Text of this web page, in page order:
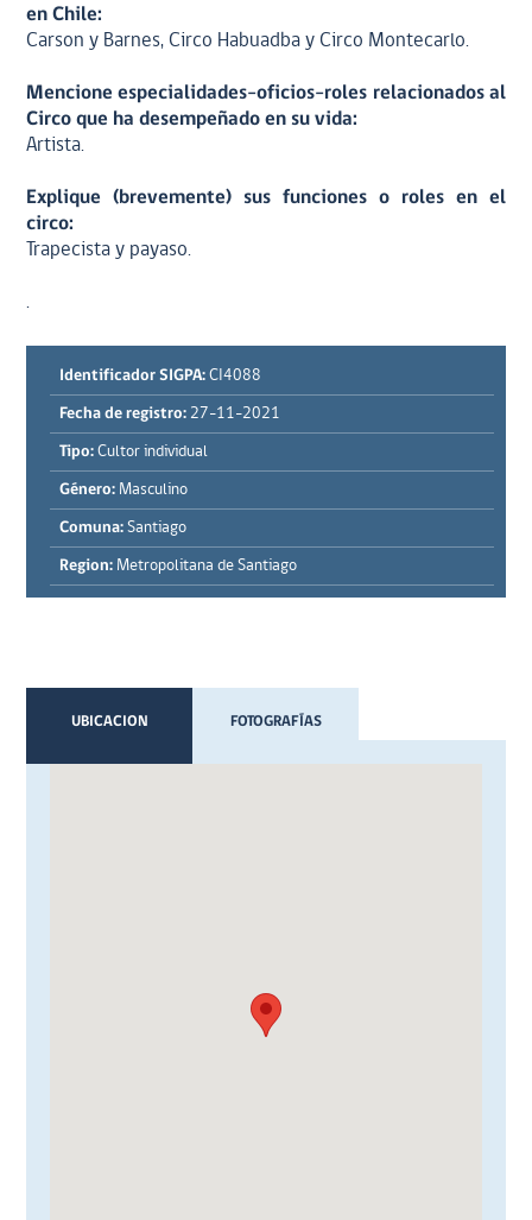
en Chile:
Carson y Barnes, Circo Habuadba y Circo Montecarlo.
Mencione especialidades-oficios-roles relacionados al
Circo que ha desempeñado en su vida:
Artista.
Explique (brevemente) sus funciones o roles en el
circo:
Trapecista y payaso.
.
Identificador SIGPA: CI4088
Fecha de registro: 27-11-2021
Tipo: Cultor individual
Género: Masculino
Comuna: Santiago
Region: Metropolitana de Santiago
UBICACION FOTOGRAFÍAS